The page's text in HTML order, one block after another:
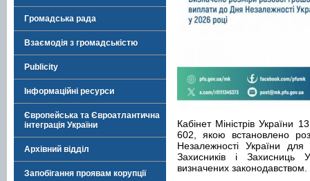
Громадська рада
Взаємодія з громадськістю
Publicity
Інформаційні ресурси
Європейська та Євроатлантична
інтеграція України
Архівний відділ
Запобігання проявам корупції
Кабінет Міністрів
602, якою встановлено
Незалежності України для
Захисників і Захисниць
визначених законодавством.